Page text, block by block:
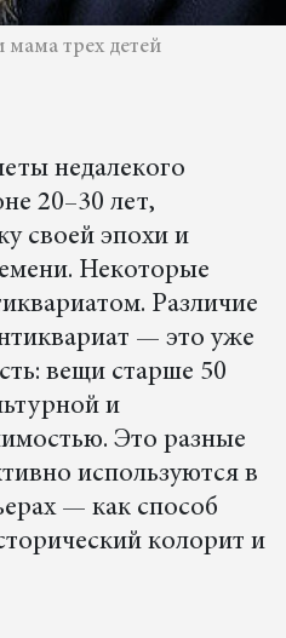
трех детей
недалекого
20–30 лет,
своей эпохи и
Некоторые
Различие
— это уже
вещи старше 50
и
Это разные
используются в
— как способ
колорит и